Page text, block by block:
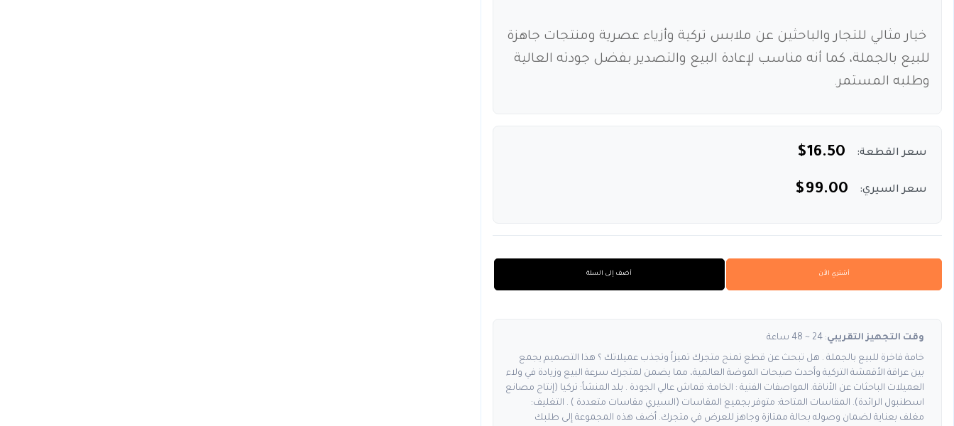
خيار مثالي للتجار والباحثين عن ملابس تركية وأزياء عصرية ومنتجات جاهزة
للبيع بالجملة، كما أنه مناسب لإعادة البيع والتصدير بفضل جودته العالية
وطلبه المستمر.
سعر القطعة: $16.50
سعر السيري: $99.00
أشتري الأن أضف إلى السلة
وقت التجهيز التقريبي: 24 ~ 48 ساعة
خامة فاخرة للبيع بالجملة . هل تبحث عن قطع تمنح متجرك تميزاً وتجذب عميلاتك ؟ هذا التصميم يجمع
بين عراقة الأقمشة التركية وأحدث صيحات الموضة العالمية، مما يضمن لمتجرك سرعة البيع وزيادة في ولاء
العميلات الباحثات عن الأناقة. المواصفات الفنية : الخامة: قماش عالي الجودة . بلد المنشأ: تركيا (إنتاج مصانع
اسطنبول الرائدة). المقاسات المتاحة: متوفر بجميع المقاسات (السيري مقاسات متعددة ) . التغليف:
مغلف بعناية لضمان وصوله بحالة ممتازة وجاهز للعرض في متجرك. أضف هذه المجموعة إلى طلبك